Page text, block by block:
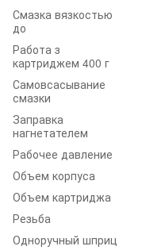
Смазка вязкостью
до
Работа з
картриджем 400 г
Самовсасывание
смазки
Заправка
нагнетателем
Рабочее давление
Объем корпуса
Объем картриджа
Резьба
Одноручный шприц